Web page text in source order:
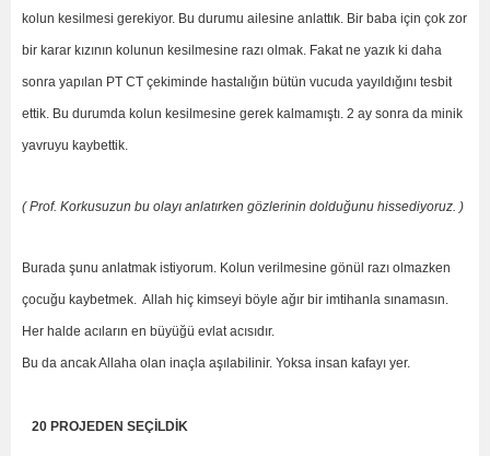
kolun kesilmesi gerekiyor. Bu durumu ailesine anlattık. Bir baba için çok zor
bir karar kızının kolunun kesilmesine razı olmak. Fakat ne yazık ki daha
sonra yapılan PT CT çekiminde hastalığın bütün vucuda yayıldığını tesbit
ettik. Bu durumda kolun kesilmesine gerek kalmamıştı. 2 ay sonra da minik
yavruyu kaybettik.
( Prof. Korkusuzun bu olayı anlatırken gözlerinin dolduğunu hissediyoruz. )
Burada şunu anlatmak istiyorum. Kolun verilmesine gönül razı olmazken
çocuğu kaybetmek. Allah hiç kimseyi böyle ağır bir imtihanla sınamasın.
Her halde acıların en büyüğü evlat acısıdır.
Bu da ancak Allaha olan inaçla aşılabilinir. Yoksa insan kafayı yer.
20 PROJEDEN SEÇİLDİK